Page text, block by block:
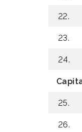
22.
23.
24.
25.
26.